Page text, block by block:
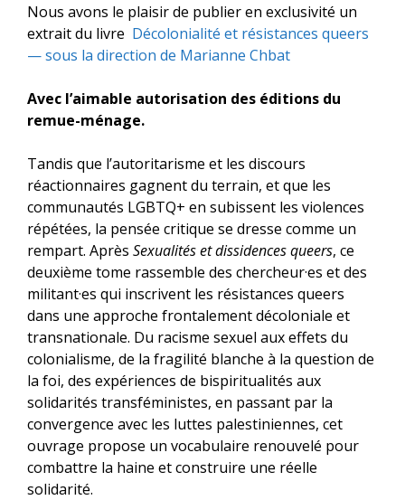
Nous avons le plaisir de publier en exclusivité un
extrait du livre Décolonialité et résistances queers
— sous la direction de Marianne Chbat
Avec l’aimable autorisation des éditions du
remue-ménage.
Tandis que l’autoritarisme et les discours
réactionnaires gagnent du terrain, et que les
communautés LGBTQ+ en subissent les violences
répétées, la pensée critique se dresse comme un
rempart. Après Sexualités et dissidences queers, ce
deuxième tome rassemble des chercheur·es et des
militant·es qui inscrivent les résistances queers
dans une approche frontalement décoloniale et
transnationale. Du racisme sexuel aux effets du
colonialisme, de la fragilité blanche à la question de
la foi, des expériences de bispiritualités aux
solidarités transféministes, en passant par la
convergence avec les luttes palestiniennes, cet
ouvrage propose un vocabulaire renouvelé pour
combattre la haine et construire une réelle
solidarité.